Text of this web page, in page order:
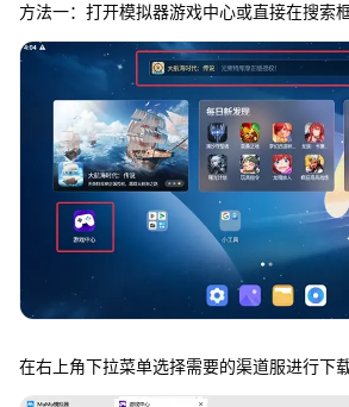
方法一：打开模拟器游戏中心或直接在搜索
在右上角下拉菜单选择需要的渠道服进行下载